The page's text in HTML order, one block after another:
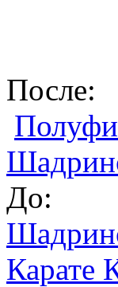
После:
До:
Карате